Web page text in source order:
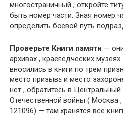
многостраничный , откройте
быть номер части. Зная номер
определить боевой путь
Проверьте Книги памяти —
архивах , краеведческих
вносились в книги по трем
место призыва и место
нет , обратитесь в
Отечественной войны ( Москва
121096) — там хранятся все